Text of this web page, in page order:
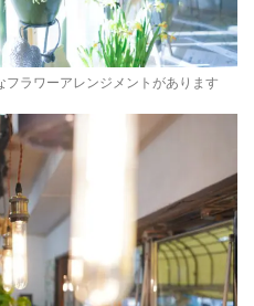
ラワーアレンジメントがあります